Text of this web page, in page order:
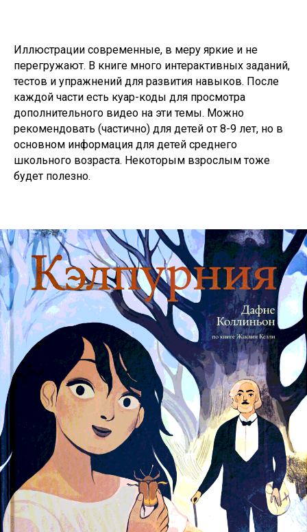
Иллюстрации современные, в меру яркие и не
перегружают. В книге много интерактивных заданий,
тестов и упражнений для развития навыков. После
каждой части есть куар-коды для просмотра
дополнительного видео на эти темы. Можно
рекомендовать (частично) для детей от 8-9 лет, но в
основном информация для детей среднего
школьного возраста. Некоторым взрослым тоже
будет полезно.